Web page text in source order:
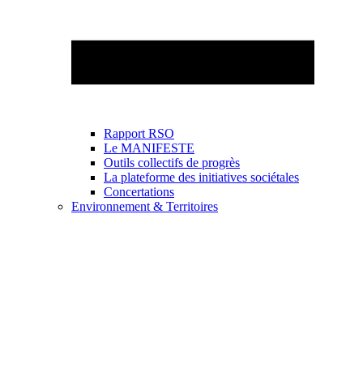
Rapport RSO
Le MANIFESTE
Outils collectifs de progrès
La plateforme des initiatives sociétales
Concertations
Environnement & Territoires